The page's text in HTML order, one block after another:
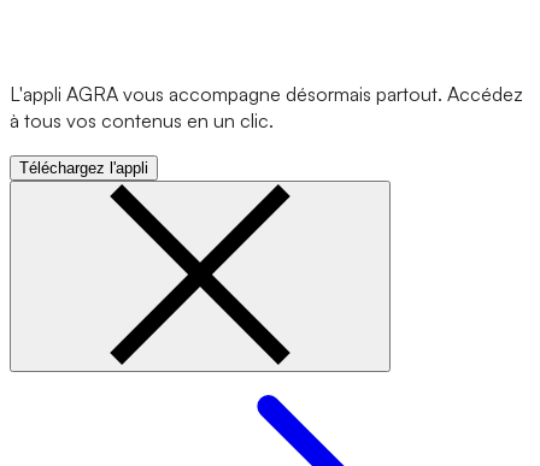
L'appli AGRA vous accompagne désormais partout. Accédez
à tous vos contenus en un clic.
Téléchargez l'appli